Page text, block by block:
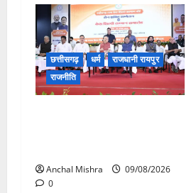
छत्तीसगढ़ धर्म
राजधानी रायपुर
राजनीति
Anchal Mishra
09/08/2026
0